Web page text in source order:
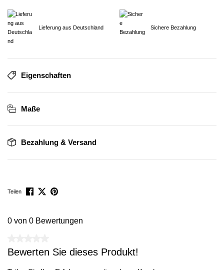
Lieferung aus Deutschland Sichere Bezahlung
Eigenschaften
Maße
Bezahlung & Versand
Teilen
0 von 0 Bewertungen
Bewerten Sie dieses Produkt!